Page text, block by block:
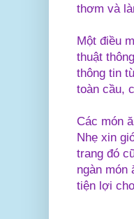
thơm và
Một điều
thuật
thông tin
toàn cầu,
Các món
Nhẹ xin
trang đó
ngàn món
tiện lợi